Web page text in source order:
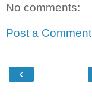
No comments:
Post a Comment
‹